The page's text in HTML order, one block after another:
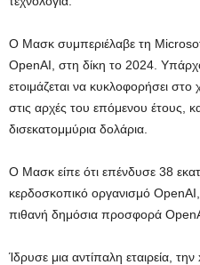
Ο Μασκ συμπεριέλαβε τη
OpenAI, στη δίκη το 2024.
ετοιμάζεται να κυκλοφορήσει
στις αρχές του επόμενου έτους,
δισεκατομμύρια δολάρια.
Ο Μασκ είπε ότι επένδυσε 38
κερδοσκοπικό οργανισμό
πιθανή δημόσια προσφορά
Ίδρυσε μια αντίπαλη εταιρεία,